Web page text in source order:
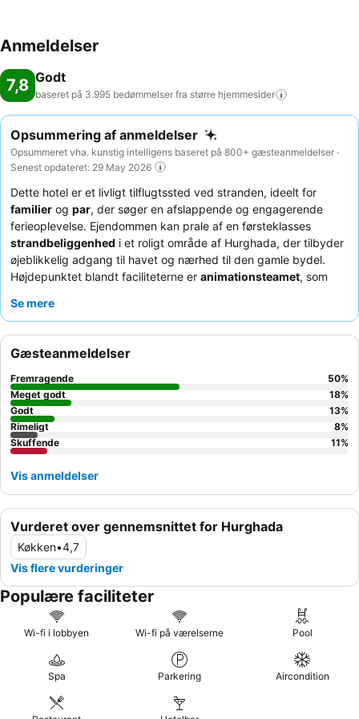
wellnessområde med en række faciliteter, herunder en sauna,
betaling tilbydes et spa-bad, et hamam og en skønhedssalon. Til
stedets yderligere fritidstilbud hører et animeringsprogram, et
gastronomiske faciliteter, såsom en restaurant, en bar og en
lobbybar. Forfriskende drinks fra strandbaren sørger for en skøn
stemning. Med hensyn til forplejning tilbyder hotellet mulighed for at
foretage reservationer med halvpension og alt inklusive. Der venter
gæsterne til morgenmad, frokost og aftensmad en velsmagende og
righoldig buffet. Diætretter, vegetarretter og børnemenuer
tilberedes ved forespørgsel. Stedet stiller også specialretter til
rådighed. Endelig arrangeres der åbent køkken som virkelig er en
oplevelse værd. Overnatningsstedet tilbyder et sortiment af
alkoholholdige og alkoholfri drikkevarer. Kreditkort: Hotellet
Anmeldelser
7,8 Godt
baseret på 3.995 bedømmelser fra større hjemmesider
Opsummering af anmeldelser
Opsummeret vha. kunstig intelligens baseret på 800+ gæsteanmeldelser ·
Senest opdateret: 29 May 2026
Dette hotel er et livligt tilflugtssted ved stranden, ideelt for
familier og par, der søger en afslappende og engagerende
ferieoplevelse. Ejendommen kan prale af en førsteklasses
strandbeliggenhed i et roligt område af Hurghada, der tilbyder
øjeblikkelig adgang til havet og nærhed til den gamle bydel.
Højdepunktet blandt faciliteterne er animationsteamet, som
hvilket sikrer en livlig atmosfære for alle gæster. Gæsterne roser
oplevelse kan du overveje at booke et værelse med
og en stor balkon for at nyde de smukke omgivelser.
Se mere
Vurderet over gennemsnittet for Hurghada
Køkken•4,7
Vis flere vurderinger
Gæsteanmeldelser
Fremragende 50%
Meget godt
18%
Godt
13%
Rimeligt
8%
Skuffende
11%
Vis anmeldelser
Populære faciliteter
Wi-fi i lobbyen Wi-fi på værelserne Pool
Spa Parkering Aircondition